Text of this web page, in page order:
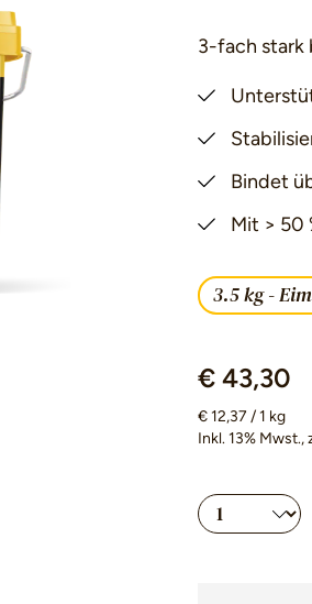
3-fach stark
Bindet
Mit > 50
3.5 kg -
€ 43,30
€ 12,37 / 1 kg
Inkl. 13% Mwst.,
Produkt